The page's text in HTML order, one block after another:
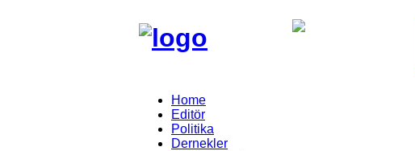
Home
Editör
Politika
Dernekler